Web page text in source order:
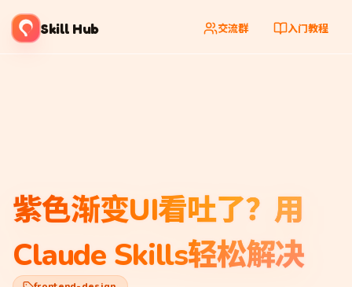
Skill Hub 交流群 入门教程
紫色渐变UI看吐了？用
Claude Skills轻松解决